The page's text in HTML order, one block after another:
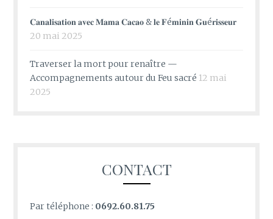
𝐂𝐚𝐧𝐚𝐥𝐢𝐬𝐚𝐭𝐢𝐨𝐧 𝐚𝐯𝐞𝐜 𝐌𝐚𝐦𝐚 𝐂𝐚𝐜𝐚𝐨 & 𝐥𝐞 𝐅é𝐦𝐢𝐧𝐢𝐧 𝐆𝐮é𝐫𝐢𝐬𝐬𝐞𝐮𝐫
20 mai 2025
Traverser la mort pour renaître —
Accompagnements autour du Feu sacré 12 mai
2025
CONTACT
Par téléphone : 0692.60.81.75